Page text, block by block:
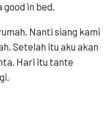
in bed.
Nanti siang kami
Setelah itu aku akan
Hari itu tante